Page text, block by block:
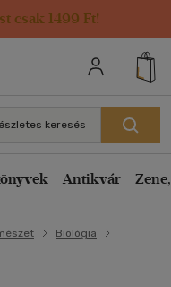
csak 1499 Ft!
keresés
Antikvár
Biológia